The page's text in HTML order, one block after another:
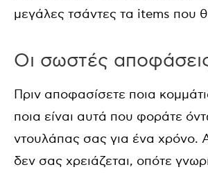
μεγάλες τσάντες τα items που
Οι σωστές
Πριν αποφασίσετε ποια
ποια είναι αυτά που φοράτε
ντουλάπας σας για ένα χρόνο.
δεν σας χρειάζεται, οπότε